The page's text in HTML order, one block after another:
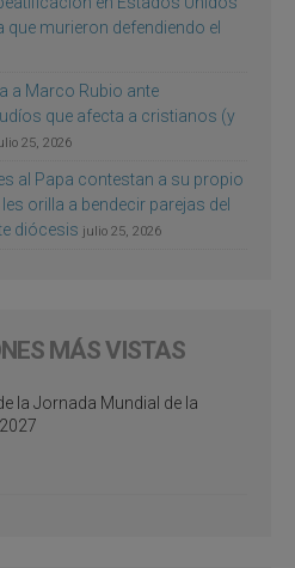
que murieron defendiendo el
a Marco Rubio ante
que afecta a cristianos (y
25, 2026
al Papa contestan a su propio
orilla a bendecir parejas del
diócesis julio 25, 2026
MÁS VISTAS
la Jornada Mundial de la